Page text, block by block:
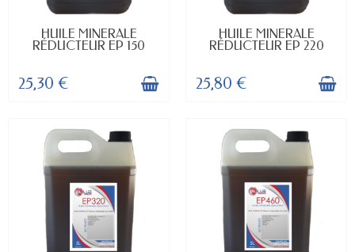
EN STOCK
HUILE MINERALE
RÉDUCTEUR EP 150
25,30 €
EN STOCK
HUILE MINERALE
RÉDUCTEUR EP 220
25,80 €